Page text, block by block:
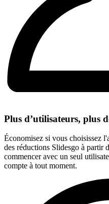
Plus d’utilisateurs, plus
Économisez si vous choisissez
des réductions Slidesgo à partir
commencer avec un seul
compte à tout moment.